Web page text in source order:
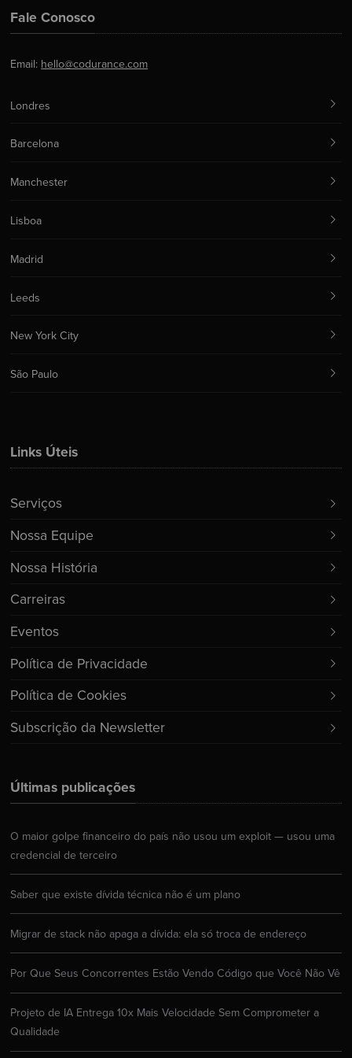
Últimas publicações
O maior golpe financeiro do país não usou um exploit — usou uma
credencial de terceiro
Saber que existe dívida técnica não é um plano
Migrar de stack não apaga a dívida: ela só troca de endereço
Por Que Seus Concorrentes Estão Vendo Código que Você Não Vê
Projeto de IA Entrega 10x Mais Velocidade Sem Comprometer a
Qualidade
Links Úteis
Serviços
Nossa Equipe
Nossa História
Carreiras
Eventos
Política de Privacidade
Política de Cookies
Subscrição da Newsletter
Fale Conosco
Email: hello@codurance.com
Londres
Barcelona
Manchester
Lisboa
Madrid
Leeds
New York City
São Paulo